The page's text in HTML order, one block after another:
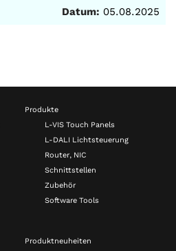
Datum: 05.08.2025
Produkte
L-VIS Touch Panels
L-DALI Lichtsteuerung
Router, NIC
Schnittstellen
Zubehör
Software Tools
Produktneuheiten